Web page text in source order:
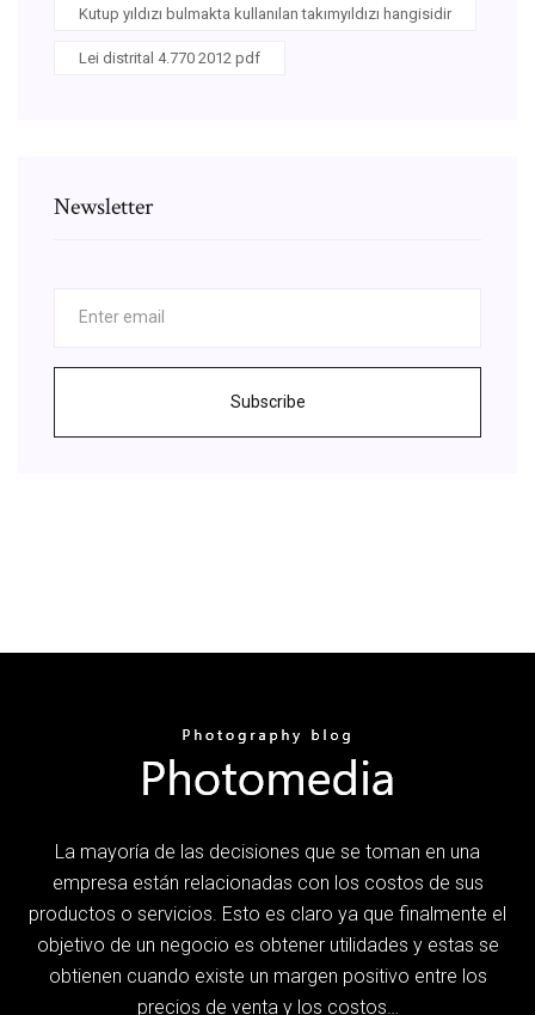
Kutup yıldızı bulmakta kullanılan takımyıldızı hangisidir
Lei distrital 4.770 2012 pdf
Newsletter
Subscribe
La mayoría de las decisiones que se toman en una
empresa están relacionadas con los costos de sus
productos o servicios. Esto es claro ya que finalmente el
objetivo de un negocio es obtener utilidades y estas se
obtienen cuando existe un margen positivo entre los
precios de venta y los costos…